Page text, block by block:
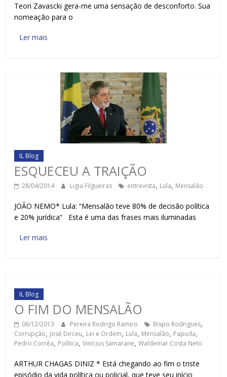
Teori Zavascki gera-me uma sensação de desconforto. Sua
nomeação para o
Ler mais
IL Blog
ESQUECEU A TRAIÇÃO
28/04/2014 Ligia Filgueiras entrevista, Lula, Mensalão
JOÃO NEMO* Lula: “Mensalão teve 80% de decisão política
e 20% jurídica“ Esta é uma das frases mais iluminadas
Ler mais
IL Blog
O FIM DO MENSALÃO
06/12/2013 Pereira Rodrigo Ramiro Bispo Rodrigues,
Corrupção, José Dirceu, Lei e Ordem, Lula, Mensalão, Papuda,
Pedro Corrêa, Política,Vinícius Samarane,Waldemar Costa Neto
ARTHUR CHAGAS DINIZ * Está chegando ao fim o triste
episódio da vida política ou policial, que teve seu início